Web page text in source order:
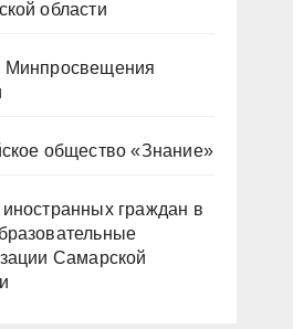
области
Минпросвещения
общество «Знание»
граждан в
Самарской